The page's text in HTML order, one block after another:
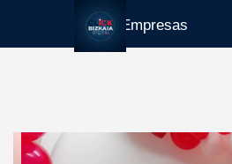
Guía Empresas